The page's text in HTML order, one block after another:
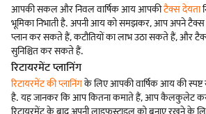
आपकी सकल और निवल वार्षिक आय आपकीटैक्स देयता
भूमिका निभाती है. अपनी आय को समझकर, आप अपने टैक्स
प्लान कर सकते हैं, कटौतियों का लाभ उठा सकते हैं, और
सुनिश्चित कर सकते हैं.
रिटायरमेंट प्लानिंग
रिटायरमेंट की प्लानिंगके लिए आपकी वार्षिक आय की
है. यह जानकर कि आप कितना कमाते हैं, आप कैलकुलेट
रिटायरमेंट के बाद अपनी लाइफस्टाइल को बनाए रखने के